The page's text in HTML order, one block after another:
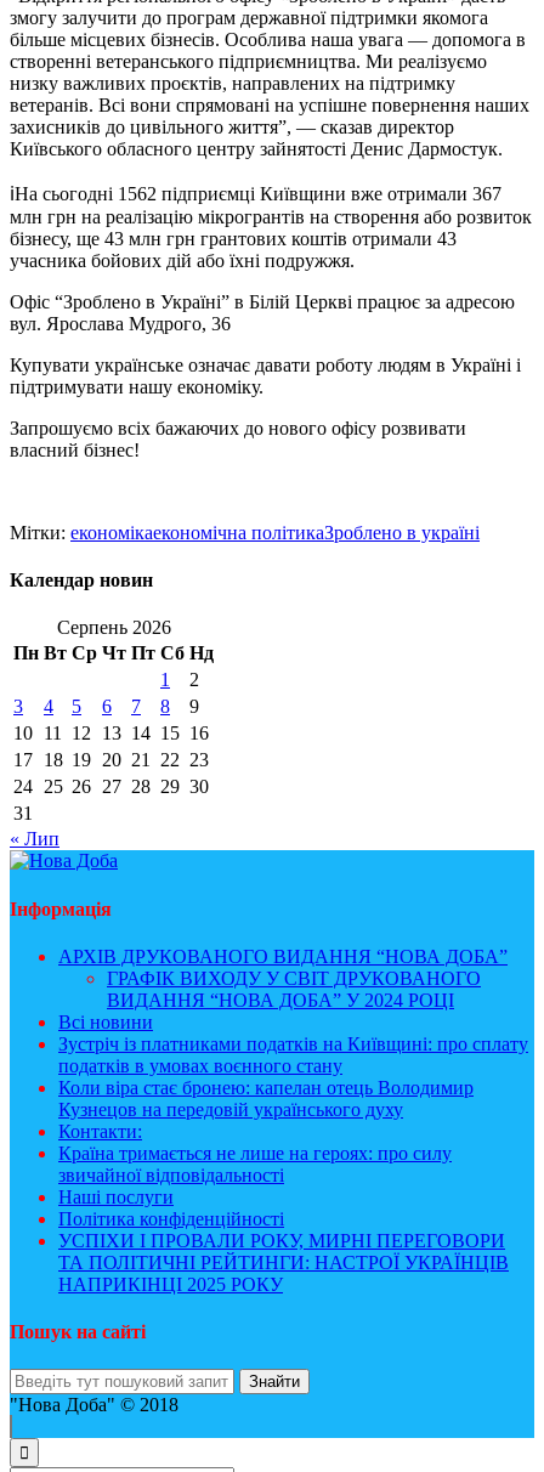
змогу залучити до програм державної підтримки якомога
більше місцевих бізнесів. Особлива наша увага — допомога в
створенні ветеранського підприємництва. Ми реалізуємо
низку важливих проєктів, направлених на підтримку
ветеранів. Всі вони спрямовані на успішне повернення наших
захисників до цивільного життя”, — сказав директор
Київського обласного центру зайнятості Денис Дармостук.
ℹ️На сьогодні 1562 підприємці Київщини вже отримали 367
млн грн на реалізацію мікрогрантів на створення або розвиток
бізнесу, ще 43 млн грн грантових коштів отримали 43
учасника бойових дій або їхні подружжя.
Офіс “Зроблено в Україні” в Білій Церкві працює за адресою
вул. Ярослава Мудрого, 36
Купувати українське означає давати роботу людям в Україні і
підтримувати нашу економіку.
Запрошуємо всіх бажаючих до нового офісу розвивати
власний бізнес!
Мітки: економікаекономічна політикаЗроблено в україні
Календар новин
Серпень 2026
Пн Вт Ср Чт Пт Сб Нд
1
2
3
4 5 6 7 8
9
10 11 12 13 14 15 16
17 18 19 20 21 22 23
24 25 26 27 28 29 30
31
« Лип
Інформація
АРХІВ ДРУКОВАНОГО ВИДАННЯ “НОВА ДОБА”
ГРАФІК ВИХОДУ У СВІТ ДРУКОВАНОГО
ВИДАННЯ “НОВА ДОБА” У 2024 РОЦІ
Всі новини
Зустріч із платниками податків на Київщині: про сплату
податків в умовах воєнного стану
Коли віра стає бронею: капелан отець Володимир
Кузнецов на передовій українського духу
Контакти:
Країна тримається не лише на героях: про силу
звичайної відповідальності
Наші послуги
Політика конфіденційності
УСПІХИ І ПРОВАЛИ РОКУ, МИРНІ ПЕРЕГОВОРИ
ТА ПОЛІТИЧНІ РЕЙТИНГИ: НАСТРОЇ УКРАЇНЦІВ
НАПРИКІНЦІ 2025 РОКУ
Пошук на сайті
"Нова Доба" © 2018